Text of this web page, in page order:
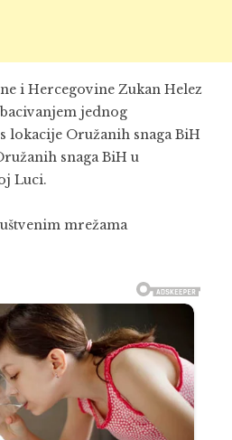
i Hercegovine Zukan Helez
jednog
lokacije Oružanih snaga BiH
snaga BiH u
Luci.
mrežama